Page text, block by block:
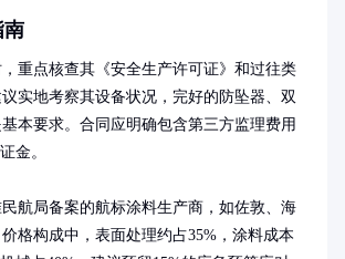
南
重点核查其《安全生产许可证》和过往类
实地考察其设备状况，完好的防坠器、双
本要求。合同应明确包含第三方监理费用
金。
航局备案的航标涂料生产商，如佐敦、海
格构成中，表面处理约占35%，涂料成本